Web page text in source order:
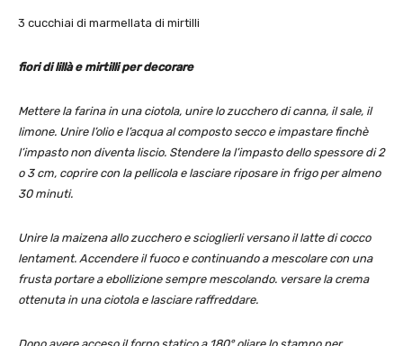
3 cucchiai di marmellata di mirtilli
fiori di lillà e mirtilli per decorare
Mettere la farina in una ciotola, unire lo zucchero di canna, il sale, il
limone. Unire l’olio e l’acqua al composto secco e impastare finchè
l’impasto non diventa liscio. Stendere la l’impasto dello spessore di 2
o 3 cm, coprire con la pellicola e lasciare riposare in frigo per almeno
30 minuti.
Unire la maizena allo zucchero e scioglierli versano il latte di cocco
lentament. Accendere il fuoco e continuando a mescolare con una
frusta portare a ebollizione sempre mescolando. versare la crema
ottenuta in una ciotola e lasciare raffreddare.